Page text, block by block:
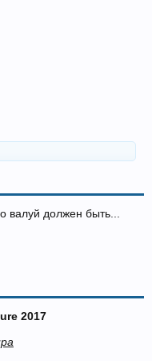
валуй должен быть...
2017